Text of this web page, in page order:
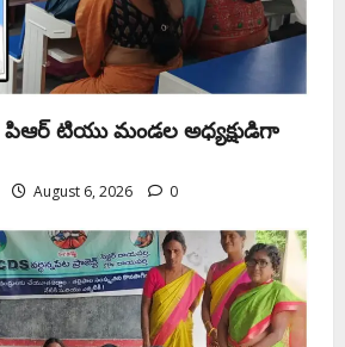
| పిఆర్ టియు మండల అధ్యక్షుడిగా
August 6, 2026 0